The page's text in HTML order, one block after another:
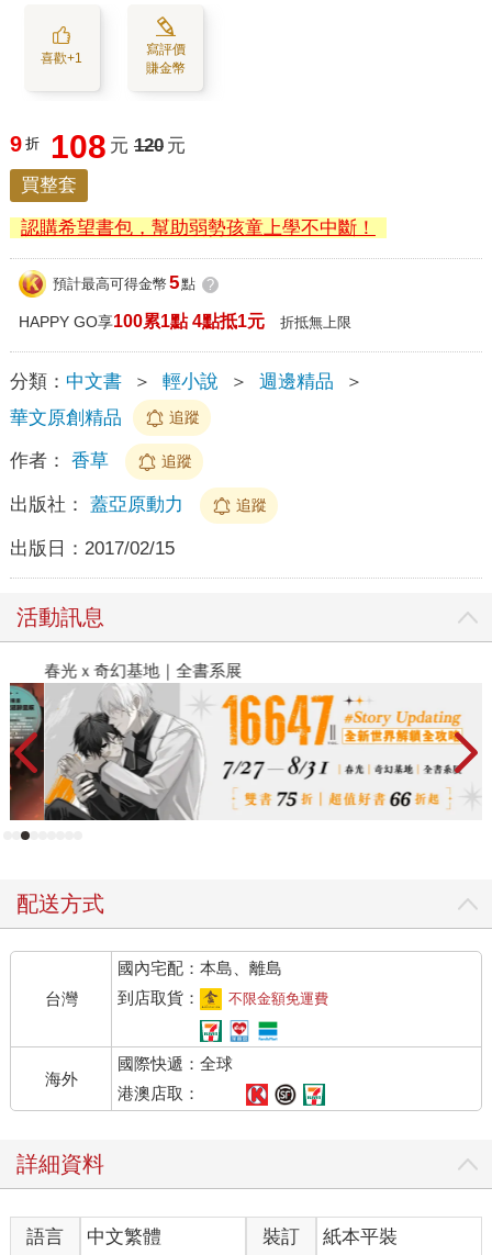
喜歡+1
寫評價
賺金幣
9 折 108 元 120 元
買整套
認購希望書包，幫助弱勢孩童上學不中斷！
預計最高可得金幣 5點 ?
HAPPY GO享100累1點 4點抵1元 折抵無上限
分類： 中文書 ＞ 輕小說 ＞ 週邊精品
＞
華文原創精品
追蹤
作者： 香草 追蹤
出版社： 蓋亞原動力 追蹤
出版日： 2017/02/15
活動訊息
春光ｘ奇幻基地｜全書系展
配送方式
台灣
國內宅配：本島、離島
到店取貨：
不限金額免運費
海外
國際快遞：全球
港澳店取：
詳細資料
語言 中文繁體 裝訂
紙本平裝